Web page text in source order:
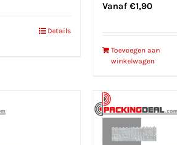
Details
Vanaf €1,90
Toevoegen aan
winkelwagen